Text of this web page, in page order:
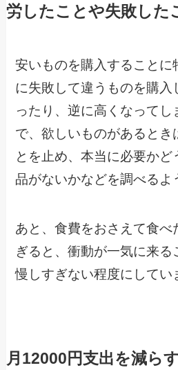
労したことや失敗した
安いものを購入することに
に失敗して違うものを購入
ったり、逆に高くなって
で、欲しいものがあるとき
とを止め、本当に必要か
品がないかなどを調べるよ
あと、食費をおさえて食べ
ぎると、衝動が一気に来
慢しすぎない程度にしてい
月12000円支出を減ら